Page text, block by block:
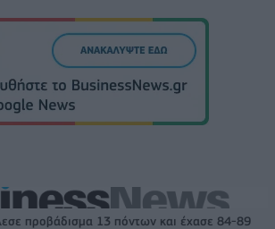
προβάδισμα 13 πόντων και έχασε 84-89